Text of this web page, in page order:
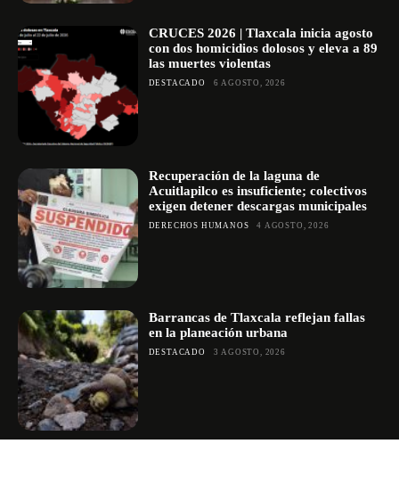
CRUCES 2026 | Tlaxcala inicia agosto
con dos homicidios dolosos y eleva a 89
las muertes violentas
DESTACADO 6 AGOSTO, 2026
Recuperación de la laguna de
Acuitlapilco es insuficiente; colectivos
exigen detener descargas municipales
DERECHOS HUMANOS 4 AGOSTO, 2026
Barrancas de Tlaxcala reflejan fallas
en la planeación urbana
DESTACADO 3 AGOSTO, 2026